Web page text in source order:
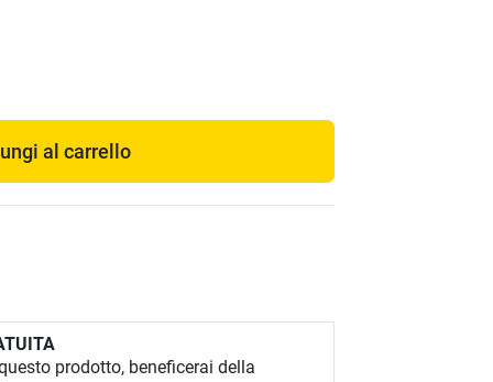
al carrello
prodotto, beneficerai della